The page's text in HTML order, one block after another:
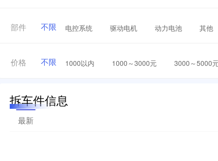
部件 不限 电控系统 驱动电机 动力电池 其他
价格 不限 1000以内 1000～3000元 3000～5000
拆车件信息
最新